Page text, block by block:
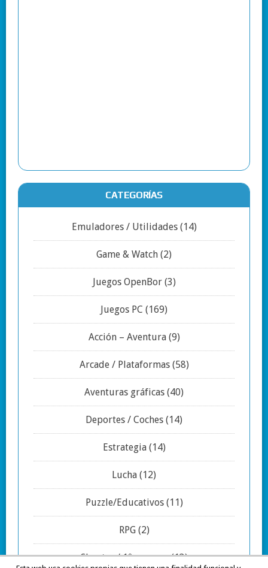
CATEGORÍAS
Emuladores / Utilidades(14)
Game & Watch (2)
Juegos OpenBor(3)
Juegos PC (169)
Acción – Aventura(9)
Arcade / Plataformas(58)
Aventuras gráficas (40)
Deportes / Coches (14)
Estrategia(14)
Lucha (12)
Puzzle/Educativos(11)
RPG(2)
Shooter / 1º persona(13)